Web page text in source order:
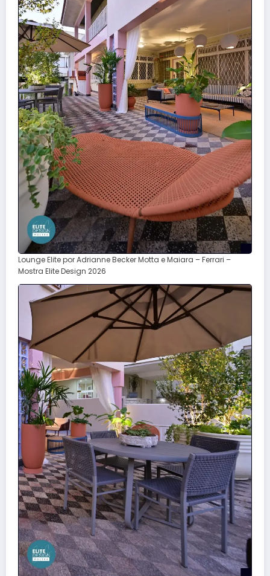
Lounge Elite por Adrianne Becker Motta e Maiara – Ferrari –
Mostra Elite Design 2026